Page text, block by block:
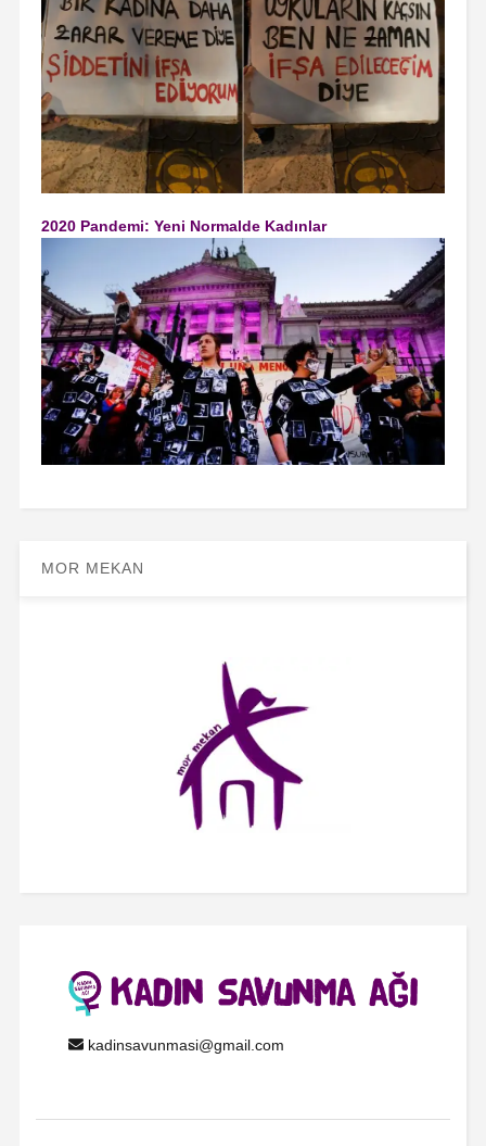
2020 Pandemi: Yeni Normalde Kadınlar
MOR MEKAN
kadinsavunmasi@gmail.com